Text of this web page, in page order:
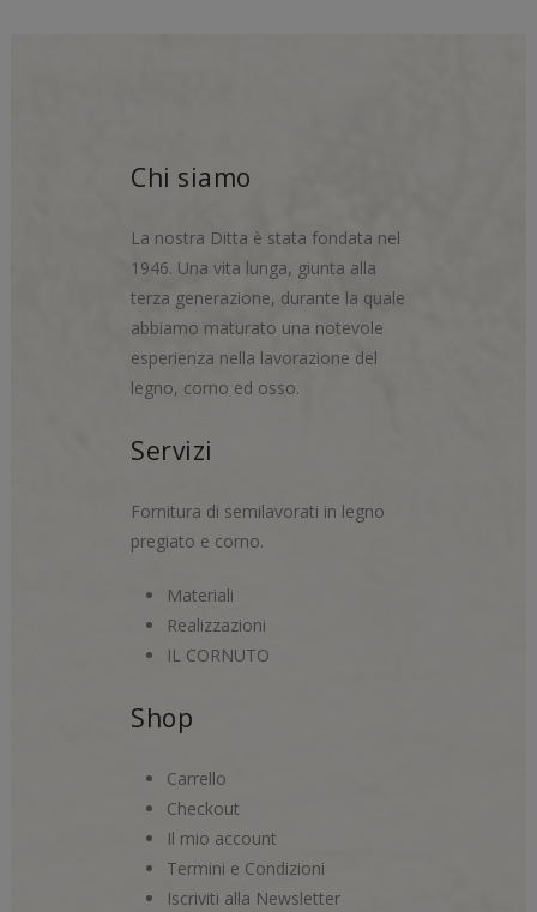
Chi siamo
La nostra Ditta è stata fondata nel
1946. Una vita lunga, giunta alla
terza generazione, durante la quale
abbiamo maturato una notevole
esperienza nella lavorazione del
legno, corno ed osso.
Servizi
Fornitura di semilavorati in legno
pregiato e corno.
Materiali
Realizzazioni
IL CORNUTO
Shop
Carrello
Checkout
Il mio account
Termini e Condizioni
Iscriviti alla Newsletter